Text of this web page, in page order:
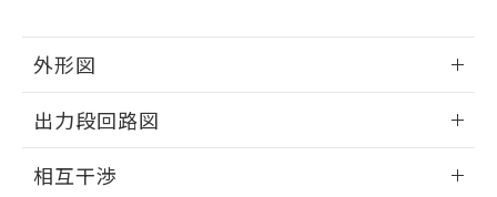
外形図
外形図
出力段回路図
相互干渉
引・商談に必要な範囲で利用すること
※当社の共同利用者とは、"個人情報
の共同利用に関して"
用者の範囲」に記載されている法人を
とができます。
EU RoHS指令（10物質）の非含有証明書
※本証明書は発行日時点で非含有を証明す
るもので、過去に遡って非含有を証明する
ものではありません。
合意する キャンセル